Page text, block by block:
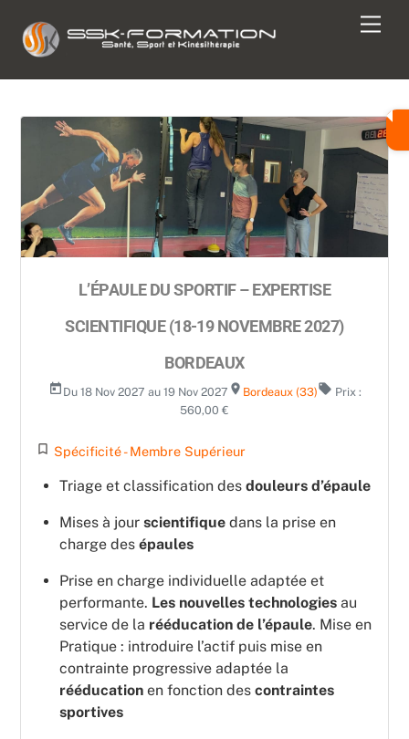
content
L’ÉPAULE DU SPORTIF – EXPERTISE
SCIENTIFIQUE (18-19 NOVEMBRE 2027)
BORDEAUX
today Du 18 Nov 2027 au 19 Nov 2027 room Bordeaux (33)local_offer Prix :
560,00 €
turned_in_not Spécificité - Membre Supérieur
Triage et classification des douleurs d’épaule
Mises à jour scientifique dans la prise en
charge des épaules
Prise en charge individuelle adaptée et
performante. Les nouvelles technologies au
service de la rééducation de l’épaule. Mise en
Pratique : introduire l’actif puis mise en
contrainte progressive adaptée la
rééducation en fonction des contraintes
sportives